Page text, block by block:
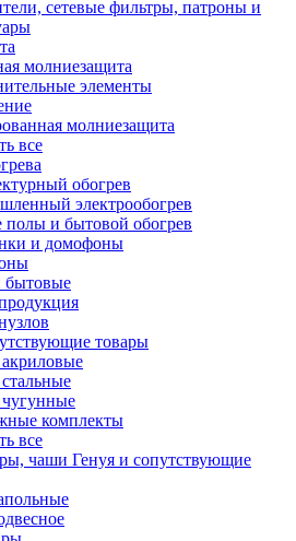
сетевые фильтры, патроны и
молниезащита
элементы
молниезащита
все
обогрев
электрообогрев
полы и бытовой обогрев
и домофоны
бытовые
товары
комплекты
все
чаши Генуя и сопутствующие